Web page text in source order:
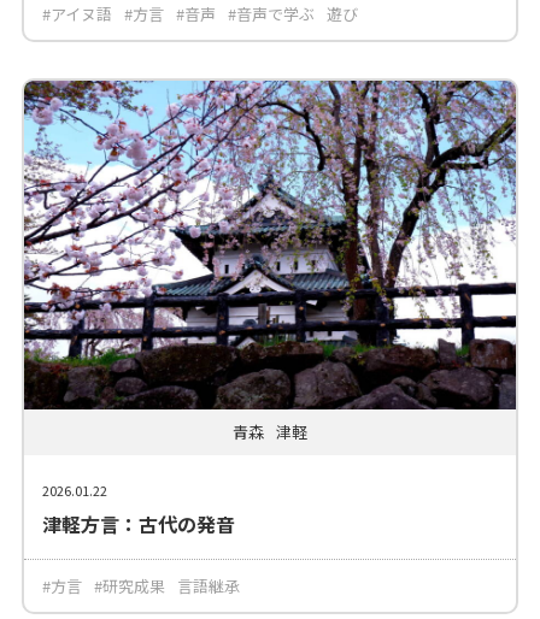
#アイヌ語 #方言 #音声 #音声で学ぶ 遊び
青森 津軽
2026.01.22
津軽方言：古代の発音
#方言 #研究成果 言語継承